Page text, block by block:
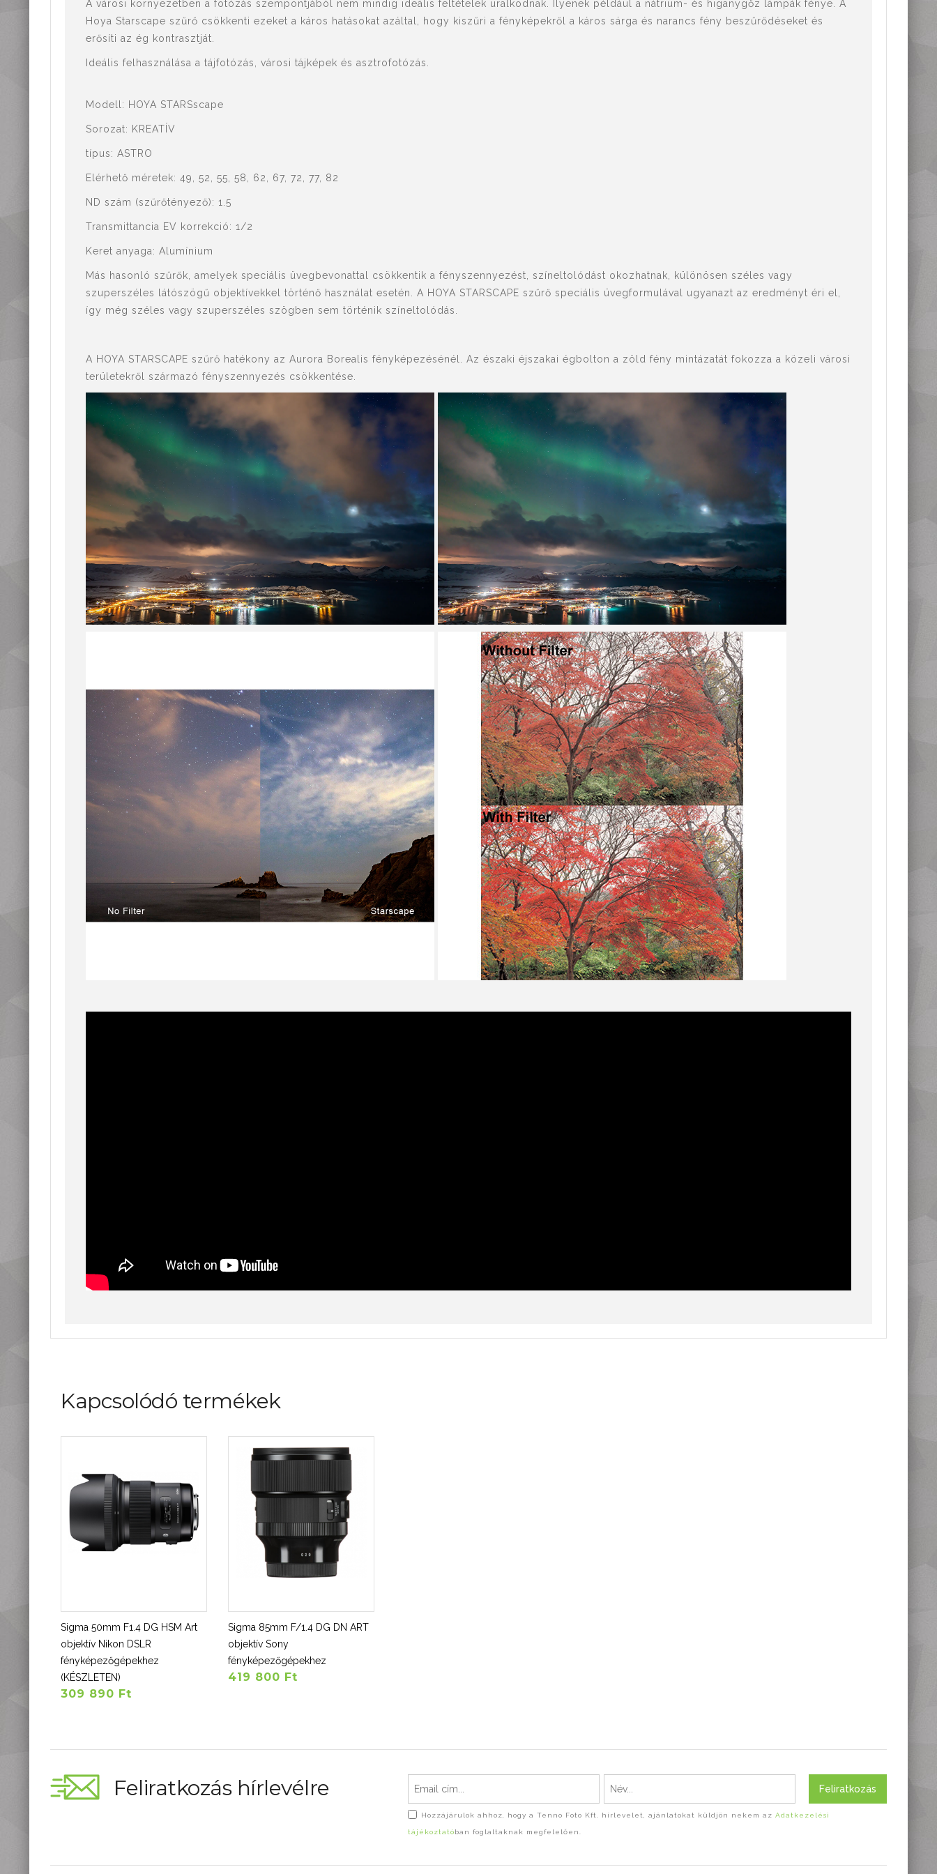
mérőeszközök
Kiegészítők,
A városi környezetben a fotózás szempontjából nem mindig ideális feltételek uralkodnak. Ilyenek például a nátrium- és higanygőz lámpák fénye. A
Hoya Starscape szűrő csökkenti ezeket a káros hatásokat azáltal, hogy kiszűri a fényképekről a káros sárga és narancs fény beszűrődéseket és
erősíti az ég kontrasztját.
Ideális felhasználása a tájfotózás, városi tájképek és asztrofotózás.
Modell: HOYA STARSscape
Sorozat: KREATÍV
típus: ASTRO
Elérhető méretek: 49, 52, 55, 58, 62, 67, 72, 77, 82
ND szám (szűrőtényező): 1.5
Transmittancia EV korrekció: 1/2
Keret anyaga: Alumínium
Más hasonló szűrők, amelyek speciális üvegbevonattal csökkentik a fényszennyezést, színeltolódást okozhatnak, különösen széles vagy
szuperszéles látószögű objektívekkel történő használat esetén. A HOYA STARSCAPE szűrő speciális üvegformulával ugyanazt az eredményt éri el,
így még széles vagy szuperszéles szögben sem történik színeltolódás.
A HOYA STARSCAPE szűrő hatékony az Aurora Borealis fényképezésénél. Az északi éjszakai égbolton a zöld fény mintázatát fokozza a közeli városi
területekről származó fényszennyezés csökkentése.
Kapcsolódó termékek
Sigma 50mm F1.4 DG HSM Art
objektív Nikon DSLR
fényképezőgépekhez
(KÉSZLETEN)
309 890 Ft
Sigma 85mm F/1.4 DG DN ART
objektív Sony
fényképezőgépekhez
419 800 Ft
Feliratkozás hírlevélre Feliratkozás
Hozzájárulok ahhoz, hogy a Tenno Foto Kft. hírlevelet, ajánlatokat küldjön nekem azAdatkezelési
tájékoztatóban foglaltaknak megfelelően.